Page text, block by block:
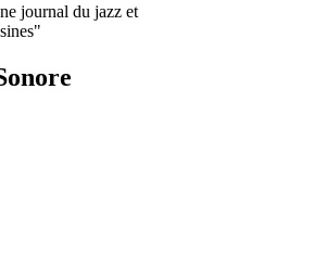
journal du jazz et